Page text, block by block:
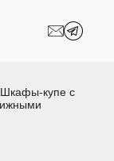
Шкафы-купе с